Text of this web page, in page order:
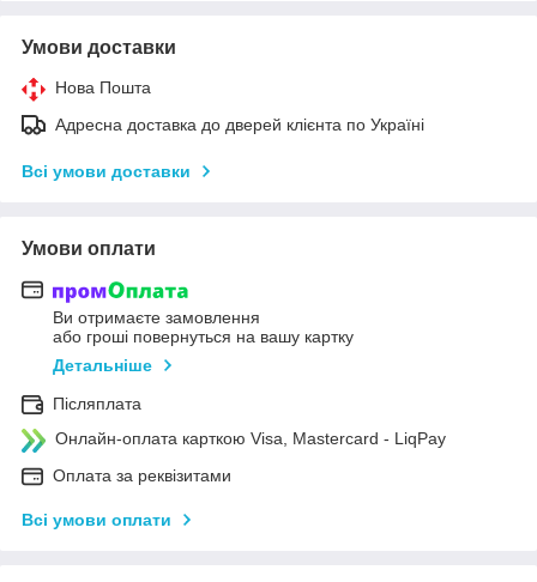
Умови доставки
Нова Пошта
Адресна доставка до дверей клієнта по Україні
Всі умови доставки
Умови оплати
Ви отримаєте замовлення
або гроші повернуться на вашу картку
Детальніше
Післяплата
Онлайн-оплата карткою Visa, Mastercard - LiqPay
Оплата за реквізитами
Всі умови оплати